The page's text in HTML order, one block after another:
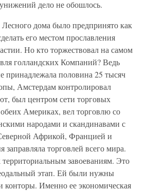
дело не обошлось.
Лесного дома было предпринято как
его местом прославления
Но кто торжествовал на самом
голландских Компаний? Ведь
принадлежала половина 25 тысяч
Амстердам контролировал
был центром сети торговых
Америках, вел торговлю со
народами и скандинавами с
Африкой, Францией и
торговлей всего мира.
завоеваниям. Это
этап. Ей были нужны
конторы. Именно ее экономическая